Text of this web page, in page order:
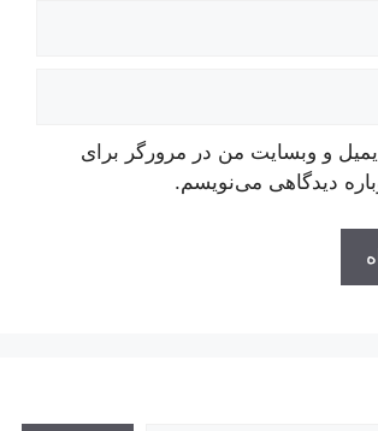
و وبسایت من در مرورگر برای
دیدگاهی می‌نویسم.